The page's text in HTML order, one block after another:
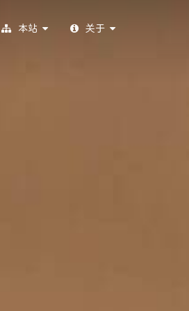
本站 关于